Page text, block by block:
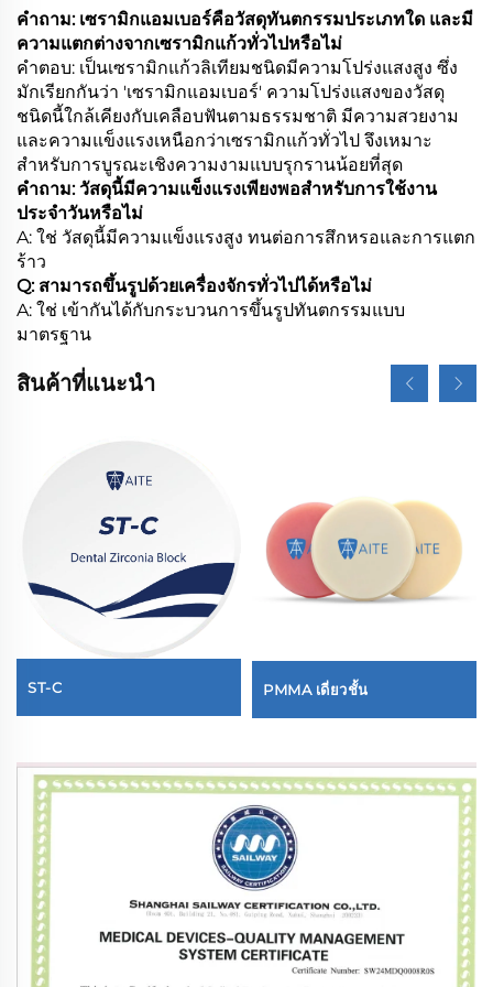
คำถาม: เซรามิกแอมเบอร์คือวัสดุทันตกรรมประเภทใด และมี
ความแตกต่างจากเซรามิกแก้วทั่วไปหรือไม่
คำตอบ: เป็นเซรามิกแก้วลิเทียมชนิดมีความโปร่งแสงสูง ซึ่ง
มักเรียกกันว่า 'เซรามิกแอมเบอร์' ความโปร่งแสงของวัสดุ
ชนิดนี้ใกล้เคียงกับเคลือบฟันตามธรรมชาติ มีความสวยงาม
และความแข็งแรงเหนือกว่าเซรามิกแก้วทั่วไป จึงเหมาะ
สำหรับการบูรณะเชิงความงามแบบรุกรานน้อยที่สุด
คำถาม: วัสดุนี้มีความแข็งแรงเพียงพอสำหรับการใช้งาน
ประจำวันหรือไม่
A: ใช่ วัสดุนี้มีความแข็งแรงสูง ทนต่อการสึกหรอและการแตก
ร้าว
Q: สามารถขึ้นรูปด้วยเครื่องจักรทั่วไปได้หรือไม่
A: ใช่ เข้ากันได้กับกระบวนการขึ้นรูปทันตกรรมแบบ
มาตรฐาน
สินค้าที่แนะนำ
ST-C PMMA เดี่ยวชั้น